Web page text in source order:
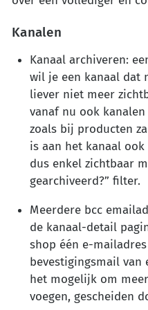
Kanalen
Kanaal archiveren:
wil je een kanaal dat
liever niet meer
vanaf nu ook
zoals bij producten
is aan het kanaal
dus enkel zichtbaar
gearchiveerd?” filter.
Meerdere bcc
de kanaal-detail
shop één e-
bevestigingsmail van
het mogelijk om
voegen, gescheiden